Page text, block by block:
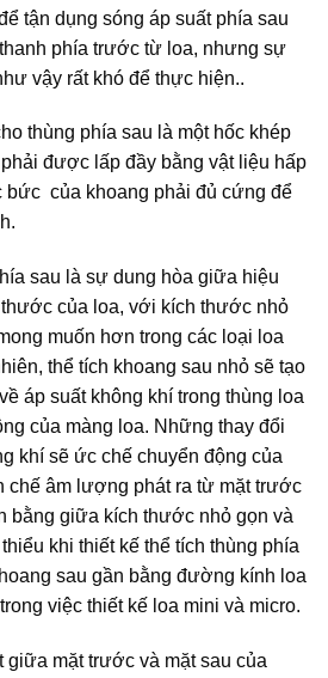
tận dụng sóng áp suất phía sau
phía trước từ loa, nhưng sự
vậy rất khó để thực hiện..
thùng phía sau là một hốc khép
được lấp đầy bằng vật liệu hấp
bức của khoang phải đủ cứng để
sau là sự dung hòa giữa hiệu
của loa, với kích thước nhỏ
muốn hơn trong các loại loa
thể tích khoang sau nhỏ sẽ tạo
áp suất không khí trong thùng loa
của màng loa. Những thay đổi
khí sẽ ức chế chuyển động của
chế âm lượng phát ra từ mặt trước
bằng giữa kích thước nhỏ gọn và
khi thiết kế thể tích thùng phía
sau gần bằng đường kính loa
việc thiết kế loa mini và micro.
giữa mặt trước và mặt sau của